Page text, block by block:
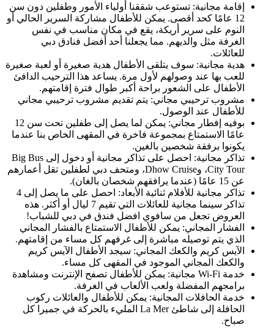
إقامة مجانية: تستوعب شققنا أولياء الأمور وطفلين دون سن
12 عامًا كحد أقصى. يمكن للأطفال مشاركة السرير الحالي أو
النوم على سرير أريكة، يقع في مكان مناسب في نفس
الغرفة مثل والديهم. مما يجعلنا أحد أفضل فنادق دبي
للعائلات.
هدية مجانية: سوف يتلقى الأطفال هدية صغيرة أو لعبة صغيرة
للعب بها عند وصولهم لأول مرة. يساعد هذا الترحيب الدافئ
الأطفال على الشعور براحة أكبر طوال فترة إقامتهم.
مشروب ترحيبي مجاني: يتم تقديم مشروب ترحيبي مجاني
للأطفال عند الوصول.
بوفيه إفطار مجاني: يمكن لما يصل إلى طفلين تحت سن 12
عامًا الاستمتاع بمجموعة فاخرة في المقهى الخاص بنا عندما
يكونوا برفقة شخصين بالغين.
تذاكر مجانية: احصل على تذاكر مجانية أو دخول إلى Big Bus
City Tour، وDhow Cruise، ومتحف دبي لطفلين تقل أعمارهم
عن 15 عامًا (عندما يرافقهم شخصان بالغان).
تذاكر مجانية للأفلام ثنائية الأبعاد: احصل على ما يصل إلى 4
تذاكر سينما مجانية للعائلات التي تقيم 7 ليال أو أكثر. هذه
العروض تجعل من سافوي افضل فندق في دبي للشباب!
الفشار المجاني: يمكن للأطفال الاستمتاع بالفشار المجاني
الذي يتم توصيله مباشرة إلى غرفهم كل مساء من إقامتهم.
الآيس كريم والكعك المجاني: سيجد الأطفال الآيس كريم
والكعك المجاني الموجود في المقهى كل مساء.
خدمة Wi-Fi مجانية: يمكن للأطفال تصفح الإنترنت ومشاهدة
برامجهم المفضلة ولعب الألعاب في الغرفة.
خدمة الحافلات المجانية: يمكن للأطفال والعائلات ركوب
الحافلة إلى شاطئ La Mer المليء بالحركة في جميرا كل
صباح.